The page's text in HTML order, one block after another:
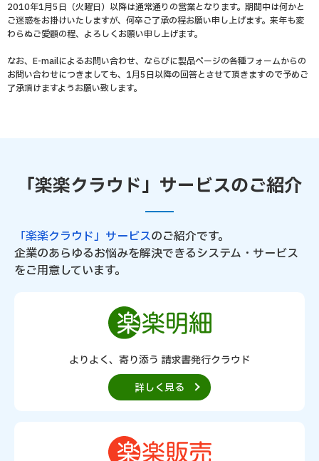
2010年1月5日（火曜日）以降は通常通りの営業となります。期間中は何かと
ご迷惑をお掛けいたしますが、何卒ご了承の程お願い申し上げます。来年も変
わらぬご愛顧の程、よろしくお願い申し上げます。
なお、E-mailによるお問い合わせ、ならびに製品ページの各種フォームからの
お問い合わせにつきましても、1月5日以降の回答とさせて頂きますので予めご
了承頂けますようお願い致します。
「楽楽クラウド」サービスのご紹介
「楽楽クラウド」サービスのご紹介です。
企業のあらゆるお悩みを解決できるシステム・サービス
をご用意しています。
よりよく、寄り添う 請求書発行クラウド
詳しく見る